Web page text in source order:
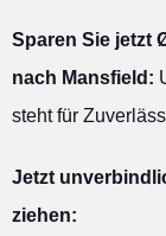
Sparen Sie jetzt
nach Mansfield:
steht für
Jetzt
ziehen: